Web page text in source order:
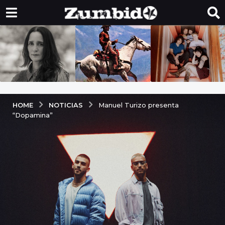
HOME NOTICIAS
Manuel Turizo presenta
“Dopamina”